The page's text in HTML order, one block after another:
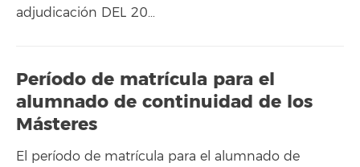
adjudicación DEL 20…
Período de matrícula para el
alumnado de continuidad de los
Másteres
El período de matrícula para el alumnado de